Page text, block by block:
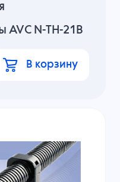
N-TH-21B
В корзину